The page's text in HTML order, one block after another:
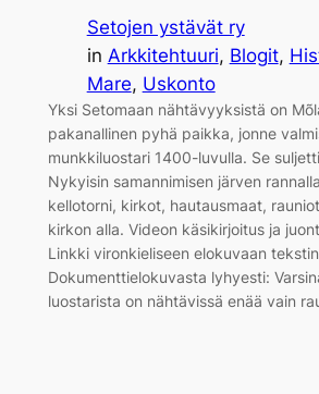
Setojen ystävät ry
in Arkkitehtuuri, Blogit,
Mare, Uskonto
Yksi Setomaan nähtävyyksistä on
pakanallinen pyhä paikka, jonne
munkkiluostari 1400-luvulla. Se
Nykyisin samannimisen järven
kellotorni, kirkot, hautausmaat,
kirkon alla. Videon käsikirjoitus ja
Linkki vironkieliseen elokuvaan
Dokumenttielokuvasta lyhyesti:
luostarista on nähtävissä enää vain